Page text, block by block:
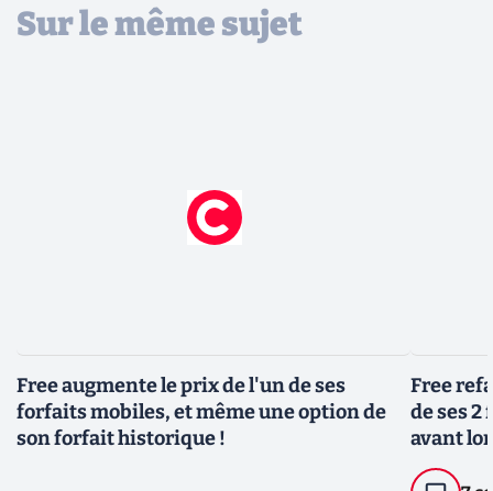
Sur le même sujet
Free augmente le prix de l'un de ses
forfaits mobiles, et même une option de
son forfait historique !
Free
de ses
avant